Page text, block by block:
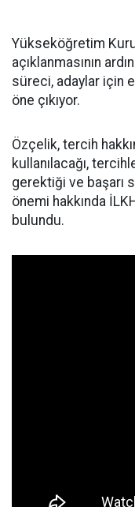
Yükseköğretim
açıklanmasının
süreci, adaylar için
öne çıkıyor.
Özçelik, tercih
kullanılacağı,
gerektiği ve başarı
önemi hakkında
bulundu.